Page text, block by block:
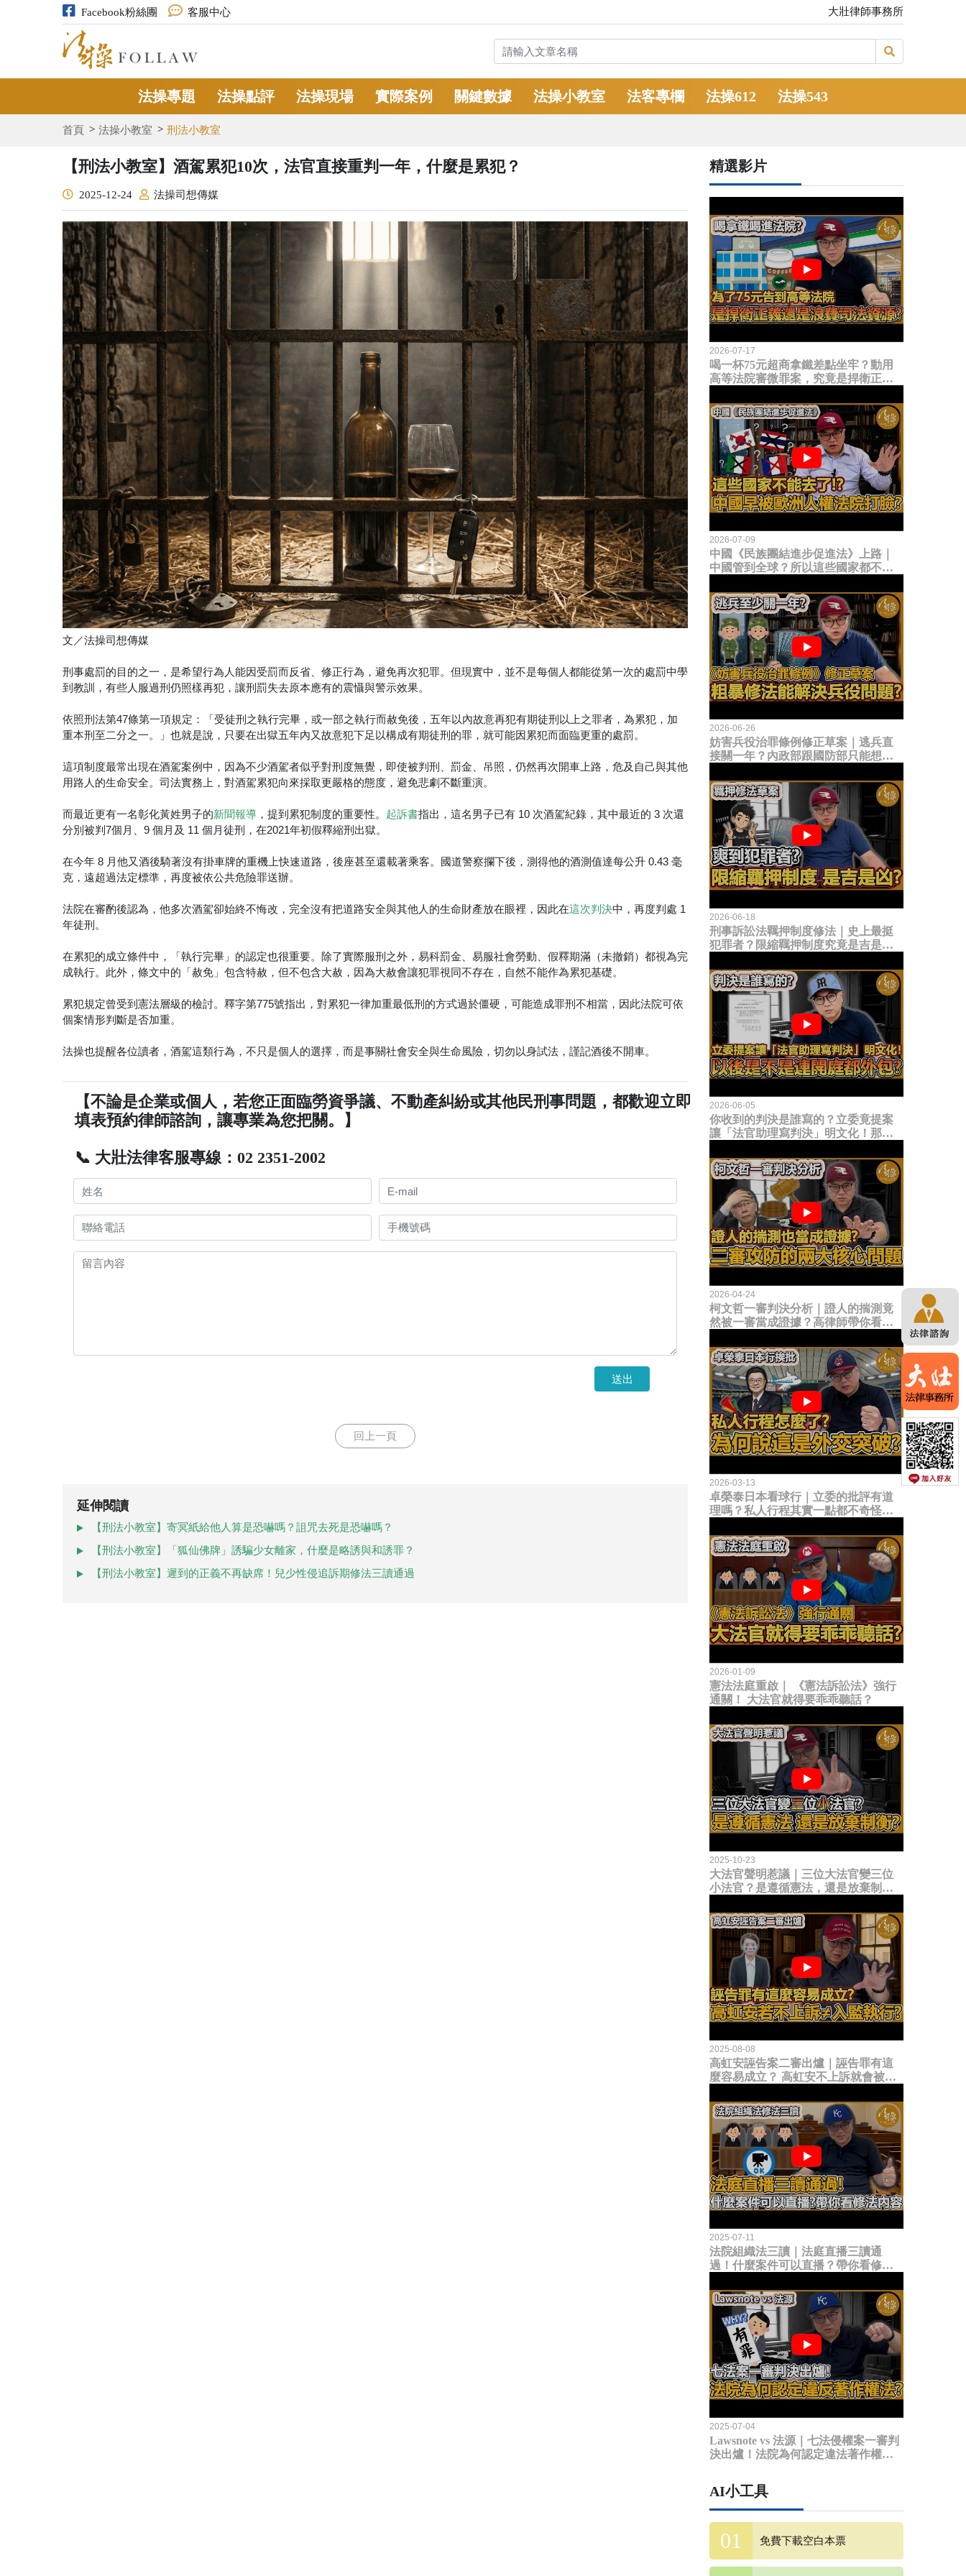
Facebook粉絲團 客服中心 大壯律師事務所
法操專題 法操點評 法操現場 實際案例 關鍵數據 法操小教室 法客專欄 法操612 法操543
首頁 法操小教室 刑法小教室
【刑法小教室】酒駕累犯10次，法官直接重判一年，什麼是累犯？
2025-12-24 法操司想傳媒
文／法操司想傳媒
刑事處罰的目的之一，是希望行為人能因受罰而反省、修正行為，避免再次犯罪。但現實中，並不是每個人都能從第一次的處罰中學
到教訓，有些人服過刑仍照樣再犯，讓刑罰失去原本應有的震懾與警示效果。
依照刑法第47條第一項規定：「受徒刑之執行完畢，或一部之執行而赦免後，五年以內故意再犯有期徒刑以上之罪者，為累犯，加
重本刑至二分之一。」也就是說，只要在出獄五年內又故意犯下足以構成有期徒刑的罪，就可能因累犯而面臨更重的處罰。
這項制度最常出現在酒駕案例中，因為不少酒駕者似乎對刑度無覺，即使被判刑、罰金、吊照，仍然再次開車上路，危及自己與其他
用路人的生命安全。司法實務上，對酒駕累犯向來採取更嚴格的態度，避免悲劇不斷重演。
而最近更有一名彰化黃姓男子的新聞報導 ，提到累犯制度的重要性。 起訴書指出，這名男子已有 10 次酒駕紀錄，其中最近的 3 次還
分別被判7個月、9 個月及 11 個月徒刑，在2021年初假釋縮刑出獄。
在今年 8 月他又酒後騎著沒有掛車牌的重機上快速道路，後座甚至還載著乘客。國道警察攔下後，測得他的酒測值達每公升 0.43 毫
克，遠超過法定標準，再度被依公共危險罪送辦。
法院在審酌後認為，他多次酒駕卻始終不悔改，完全沒有把道路安全與其他人的生命財產放在眼裡，因此在這次判決中，再度判處 1
年徒刑。
在累犯的成立條件中，「執行完畢」的認定也很重要。除了實際服刑之外，易科罰金、易服社會勞動、假釋期滿（未撤銷）都視為完
成執行。此外，條文中的「赦免」包含特赦，但不包含大赦，因為大赦會讓犯罪視同不存在，自然不能作為累犯基礎。
累犯規定曾受到憲法層級的檢討。釋字第775號指出，對累犯一律加重最低刑的方式過於僵硬，可能造成罪刑不相當，因此法院可依
個案情形判斷是否加重。
法操也提醒各位讀者，酒駕這類行為，不只是個人的選擇，而是事關社會安全與生命風險，切勿以身試法，謹記酒後不開車。
【不論是企業或個人，若您正面臨勞資爭議、不動產糾紛或其他民刑事問題，都歡迎立即
填表預約律師諮詢，讓專業為您把關。】
📞 大壯法律客服專線：02 2351-2002
送出
回上一頁
延伸閱讀
【刑法小教室】寄冥紙給他人算是恐嚇嗎？詛咒去死是恐嚇嗎？
【刑法小教室】「狐仙佛牌」誘騙少女離家，什麼是略誘與和誘罪？
【刑法小教室】遲到的正義不再缺席！兒少性侵追訴期修法三讀通過
精選影片
2026-07-17
喝一杯75元超商拿鐵差點坐牢？動用
高等法院審微罪案，究竟是捍衛正義
2026-07-09
中國《民族團結進步促進法》上路｜
中國管到全球？所以這些國家都不能
臉？
2026-06-26
妨害兵役治罪條例修正草案｜逃兵直
接關一年？內政部跟國防部只能想到
題？
2026-06-18
刑事訴訟法羈押制度修法｜史上最挺
犯罪者？限縮羈押制度究竟是吉是
2026-06-05
你收到的判決是誰寫的？立委竟提案
讓「法官助理寫判決」明文化！那以
2026-04-24
柯文哲一審判決分析｜證人的揣測竟
然被一審當成證據？高律師帶你看未
2026-03-13
卓榮泰日本看球行｜立委的批評有道
理嗎？私人行程其實一點都不奇怪？
2026-01-09
憲法法庭重啟｜ 《憲法訴訟法》強行
通關！ 大法官就得要乖乖聽話？
2025-10-23
大法官聲明惹議｜三位大法官變三位
小法官？是遵循憲法，還是放棄制衡
2025-08-08
高虹安誣告案二審出爐｜誣告罪有這
麼容易成立？ 高虹安不上訴就會被
2025-07-11
法院組織法三讀｜法庭直播三讀通
過！什麼案件可以直播？帶你看修法
2025-07-04
Lawsnote vs 法源｜七法侵權案一審判
決出爐！法院為何認定違法著作權
AI小工具
免費下載空白本票